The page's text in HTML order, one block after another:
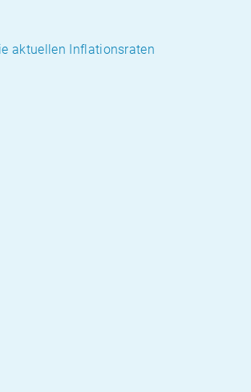
aktuellen Inflationsraten